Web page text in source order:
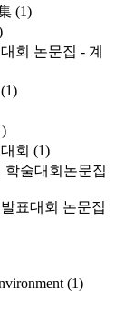
(1)
회 논문집 - 계
(1)
회 (1)
학술대회논문집
표대회 논문집
(1)